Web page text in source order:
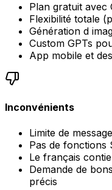
Plan gratuit avec
Flexibilité totale
Génération d
Custom GPTs
App mobile et
Inconvénients
Limite de
Pas de fonctions
Le français
Demande de
précis